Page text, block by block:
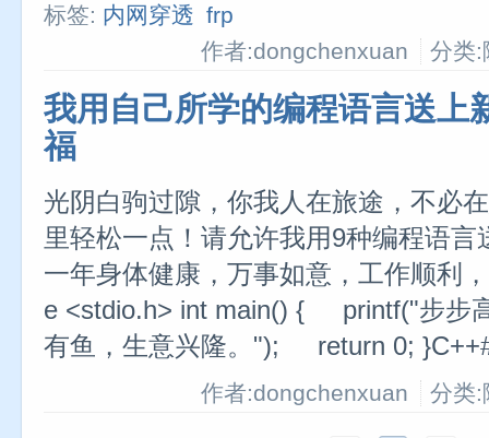
标签: 内网穿透 frp
作者:dongchenxuan
分类:
我用自己所学的编程语言送上
福
光阴白驹过隙，你我人在旅途，不必
里轻松一点！请允许我用9种编程语
一年身体健康，万事如意，工作顺利
e <stdio.h> int main() { printf("步步
有鱼，生意兴隆。"); return 0;
作者:dongchenxuan 分类: